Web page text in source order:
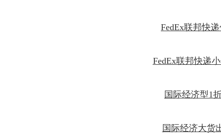
FedEx联邦快
FedEx联邦快递
国际经济型1
国际经济大货